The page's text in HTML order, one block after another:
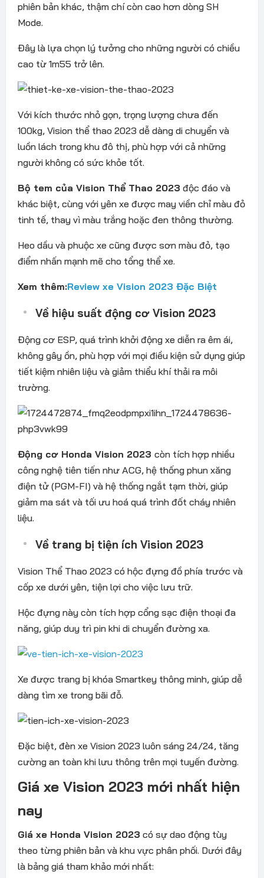
phiên bản khác, thậm chí còn cao hơn dòng SH
Mode.
Đây là lựa chọn lý tưởng cho những người có chiều
cao từ 1m55 trở lên.
Với kích thước nhỏ gọn, trọng lượng chưa đến
100kg, Vision thể thao 2023 dễ dàng di chuyển và
luồn lách trong khu đô thị, phù hợp với cả những
người không có sức khỏe tốt.
Bộ tem của Vision Thể Thao 2023 độc đáo và
khác biệt, cùng với yên xe được may viền chỉ màu đỏ
tinh tế, thay vì màu trắng hoặc đen thông thường.
Heo dầu và phuộc xe cũng được sơn màu đỏ, tạo
điểm nhấn mạnh mẽ cho tổng thể xe.
Xem thêm:Review xe Vision 2023 Đặc Biệt
Về hiệu suất động cơ Vision 2023
Động cơ ESP, quá trình khởi động xe diễn ra êm ái,
không gây ồn, phù hợp với mọi điều kiện sử dụng giúp
tiết kiệm nhiên liệu và giảm thiểu khí thải ra môi
trường.
Động cơ Honda Vision 2023 còn tích hợp nhiều
công nghệ tiên tiến như ACG, hệ thống phun xăng
điện tử (PGM-FI) và hệ thống ngắt tạm thời, giúp
giảm ma sát và tối ưu hoá quá trình đốt cháy nhiên
liệu.
Về trang bị tiện ích Vision 2023
Vision Thể Thao 2023 có hộc đựng đồ phía trước và
cốp xe dưới yên, tiện lợi cho việc lưu trữ.
Hộc đựng này còn tích hợp cổng sạc điện thoại đa
năng, giúp duy trì pin khi di chuyển đường xa.
Xe được trang bị khóa Smartkey thông minh, giúp dễ
dàng tìm xe trong bãi đỗ.
Đặc biệt, đèn xe Vision 2023 luôn sáng 24/24, tăng
cường an toàn khi lưu thông trên mọi tuyến đường.
Giá xe Vision 2023 mới nhất hiện
nay
Giá xe Honda Vision 2023 có sự dao động tùy
theo từng phiên bản và khu vực phân phối. Dưới đây
là bảng giá tham khảo mới nhất: